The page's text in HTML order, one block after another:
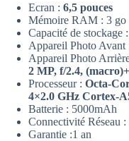
Ecran : 6,5 pouces
Mémoire RAM : 3 go
Capacité de stockage
Appareil Photo
Appareil Photo
2 MP, f/2.4,
Processeur : Octa-
4×2.0 GHz Cortex-
Batterie : 5000mAh
Connectivité Réseau :
Garantie :1 an